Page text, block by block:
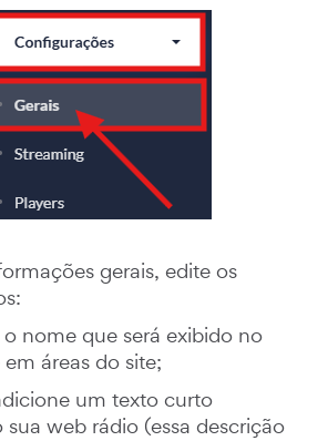
gerais, edite os
o nome que será exibido no
áreas do site;
um texto curto
web rádio (essa descrição